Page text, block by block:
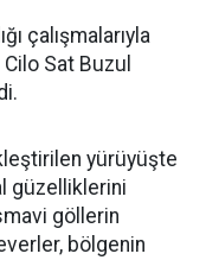
çalışmalarıyla
Sat Buzul
yürüyüşte
güzelliklerini
göllerin
bölgenin